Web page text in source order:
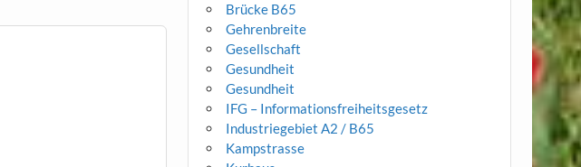
Brücke B65
Gehrenbreite
Gesellschaft
Gesundheit
Gesundheit
IFG – Informationsfreiheitsgesetz
Industriegebiet A2 / B65
Kampstrasse